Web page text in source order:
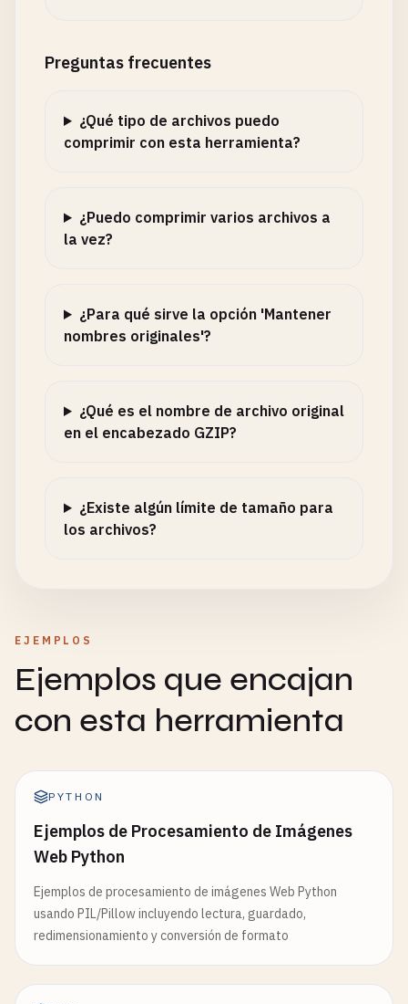
Preguntas frecuentes
¿Qué tipo de archivos puedo
comprimir con esta herramienta?
¿Puedo comprimir varios archivos a
la vez?
¿Para qué sirve la opción 'Mantener
nombres originales'?
¿Qué es el nombre de archivo original
en el encabezado GZIP?
¿Existe algún límite de tamaño para
los archivos?
EJEMPLOS
Ejemplos que encajan
con esta herramienta
PYTHON
Ejemplos de Procesamiento de Imágenes
Web Python
Ejemplos de procesamiento de imágenes Web Python
usando PIL/Pillow incluyendo lectura, guardado,
redimensionamiento y conversión de formato